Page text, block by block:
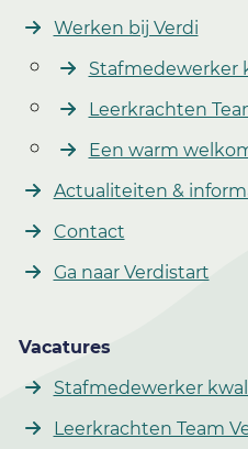
Werken bij Verdi
Stafmedewerker
Leerkrachten
Een warm
Actualiteiten &
Contact
Ga naar Verdistart
Vacatures
Stafmedewerker
Leerkrachten Team